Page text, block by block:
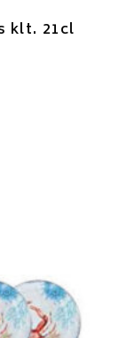
klt. 21cl